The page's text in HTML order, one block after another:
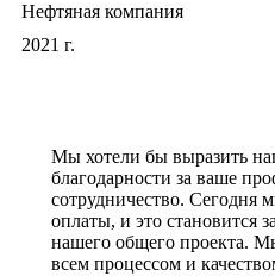
Нефтяная компания
2021 г.
Мы хотели бы выразить
благодарности за ваше
сотрудничество. Сегодня
оплаты, и это становится
нашего общего проекта.
всем процессом и